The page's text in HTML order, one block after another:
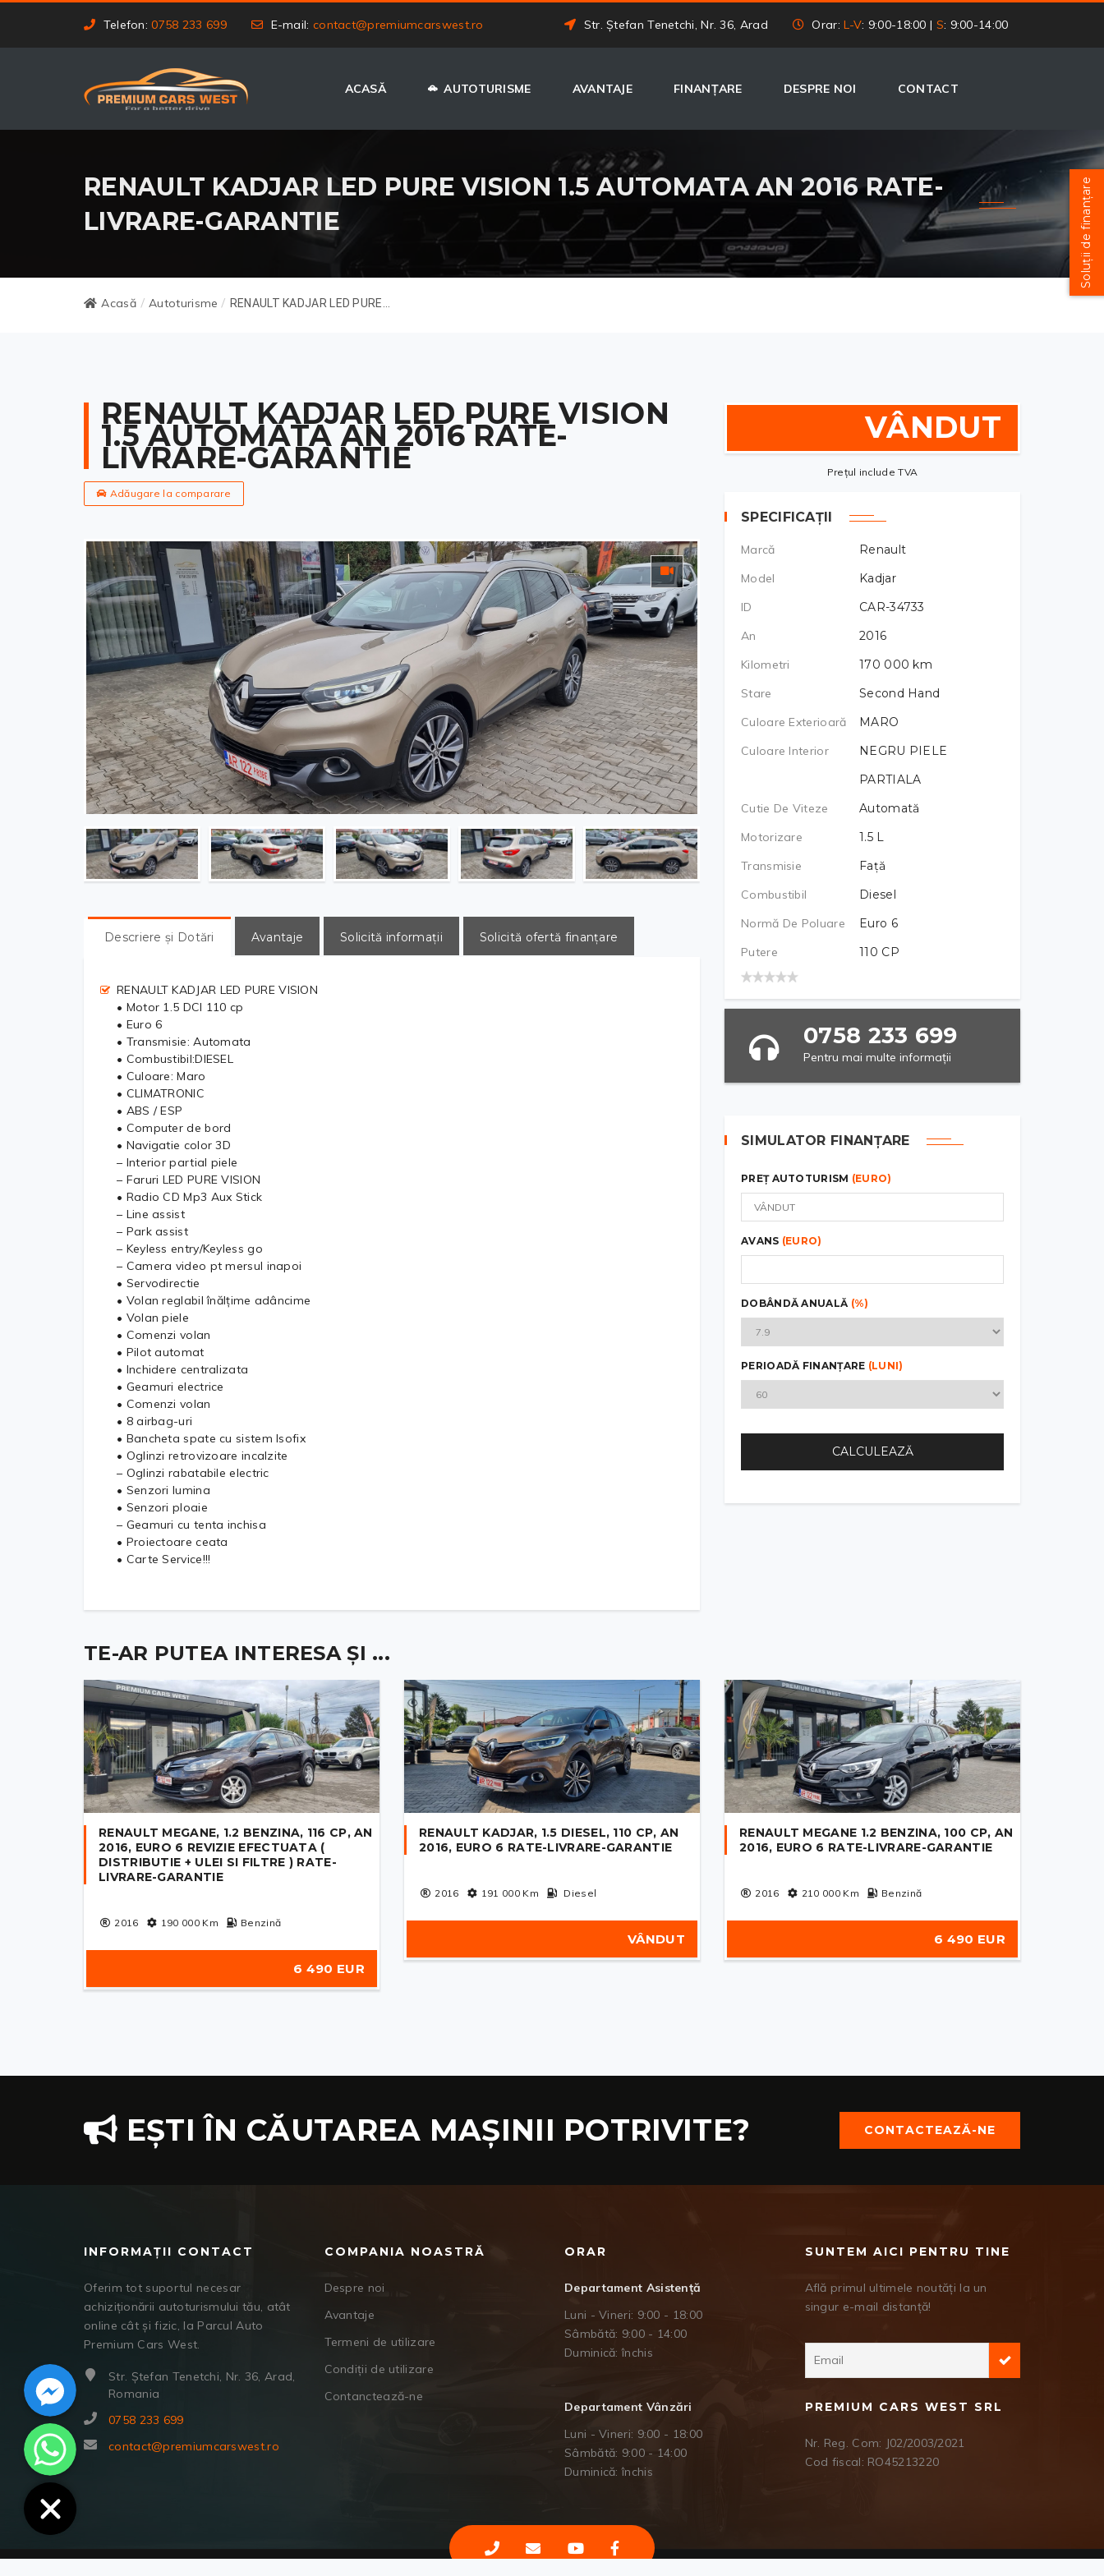
Telefon:0758 233 699 E-mail: contact@premiumcarswest.ro Str. Ștefan Tenetchi, Nr. 36, Arad Orar:L-V: 9:00-18:00 | S: 9:00-14:00
ACASĂ AUTOTURISME AVANTAJE FINANȚARE DESPRE NOI CONTACT
RENAULT KADJAR LED PURE VISION 1.5 AUTOMATA AN 2016 RATE-
LIVRARE-GARANTIE
Acasă / Autoturisme / RENAULT KADJAR LED PURE...
RENAULT KADJAR LED PURE VISION
1.5 AUTOMATA AN 2016 RATE-
LIVRARE-GARANTIE
Adăugare la comparare
Descriere și Dotări Avantaje Solicită informații Solicită ofertă finanțare
RENAULT KADJAR LED PURE VISION
• Motor 1.5 DCI 110 cp
• Euro 6
• Transmisie: Automata
• Combustibil:DIESEL
• Culoare: Maro
• CLIMATRONIC
• ABS / ESP
• Computer de bord
• Navigatie color 3D
– Interior partial piele
– Faruri LED PURE VISION
• Radio CD Mp3 Aux Stick
– Line assist
– Park assist
– Keyless entry/Keyless go
– Camera video pt mersul inapoi
• Servodirectie
• Volan reglabil înălțime adâncime
• Volan piele
• Comenzi volan
• Pilot automat
• Inchidere centralizata
• Geamuri electrice
• Comenzi volan
• 8 airbag-uri
• Bancheta spate cu sistem Isofix
• Oglinzi retrovizoare incalzite
– Oglinzi rabatabile electric
• Senzori lumina
• Senzori ploaie
– Geamuri cu tenta inchisa
• Proiectoare ceata
• Carte Service!!!
VÂNDUT
Prețul include TVA
SPECIFICAȚII
Marcă
Renault
Model
Kadjar
ID
CAR-34733
An
2016
Kilometri
170 000 km
Stare
Second Hand
Culoare Exterioară
MARO
Culoare Interior
NEGRU PIELE
PARTIALA
Cutie De Viteze
Automată
Motorizare
1.5L
Transmisie
Față
Combustibil
Diesel
Normă De Poluare
Euro 6
Putere
110 CP
0758 233 699
Pentru mai multe informații
SIMULATOR FINANȚARE
PREȚ AUTOTURISM (EURO)
AVANS (EURO)
DOBÂNDĂ ANUALĂ (%)
PERIOADĂ FINANȚARE (LUNI)
CALCULEAZĂ
TE-AR PUTEA INTERESA ȘI ...
RENAULT MEGANE, 1.2 BENZINA, 116 CP, AN
2016, EURO 6 REVIZIE EFECTUATA (
DISTRIBUTIE + ULEI SI FILTRE ) RATE-
LIVRARE-GARANTIE
2016 190 000Km Benzină
6 490 EUR
RENAULT KADJAR, 1.5 DIESEL, 110 CP, AN
2016, EURO 6 RATE-LIVRARE-GARANTIE
2016 191 000Km Diesel
VÂNDUT
RENAULT MEGANE 1.2 BENZINA, 100 CP, AN
2016, EURO 6 RATE-LIVRARE-GARANTIE
2016 210 000Km Benzină
6 490 EUR
EȘTI ÎN CĂUTAREA MAȘINII POTRIVITE? CONTACTEAZĂ-NE
INFORMAȚII CONTACT
Oferim tot suportul necesar
achiziționării autoturismului tău, atât
online cât și fizic, la Parcul Auto
Premium Cars West.
Str. Ștefan Tenetchi, Nr. 36, Arad,
Romania
0758 233 699
contact@premiumcarswest.ro
COMPANIA NOASTRĂ
Despre noi
Avantaje
Termeni de utilizare
Condiții de utilizare
Contanctează-ne
ORAR
Departament Asistență
Luni - Vineri: 9:00 - 18:00
Sâmbătă: 9:00 - 14:00
Duminică: închis
Departament Vânzări
Luni - Vineri: 9:00 - 18:00
Sâmbătă: 9:00 - 14:00
Duminică: închis
SUNTEM AICI PENTRU TINE
Află primul ultimele noutăți la un
singur e-mail distanță!
PREMIUM CARS WEST SRL
Nr. Reg. Com: J02/2003/2021
Cod fiscal: RO45213220
Soluții de finanțare
Facebook Messenger
WhatsApp